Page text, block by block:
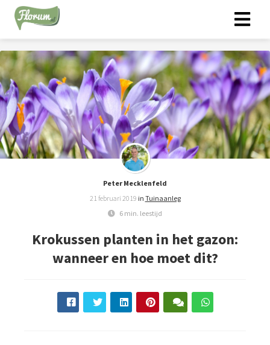
Peter Mecklenfeld
21 februari 2019 in Tuinaanleg
6 min. leestijd
Krokussen planten in het gazon:
wanneer en hoe moet dit?